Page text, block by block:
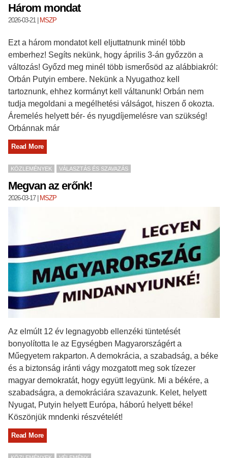
Három mondat
2026-03-21 | MSZP
Ezt a három mondatot kell eljuttatnunk minél több
emberhez! Segíts nekünk, hogy április 3-án győzzön a
változás! Győzd meg minél több ismerősöd az alábbiakról:
Orbán Putyin embere. Nekünk a Nyugathoz kell
tartoznunk, ehhez kormányt kell váltanunk! Orbán nem
tudja megoldani a megélhetési válságot, hiszen ő okozta.
Áremelés helyett bér- és nyugdíjemelésre van szükség!
Orbánnak már
Read More
KÖZLEMÉNYEK VÁLASZTÁS ÉS SZAVAZÁS
Megvan az erőnk!
2026-03-17| MSZP
Az elmúlt 12 év legnagyobb ellenzéki tüntetését
bonyolította le az Egységben Magyarországért a
Műegyetem rakparton. A demokrácia, a szabadság, a béke
és a biztonság iránti vágy mozgatott meg sok tízezer
magyar demokratát, hogy együtt legyünk. Mi a békére, a
szabadságra, a demokráciára szavazunk. Kelet, helyett
Nyugat, Putyin helyett Európa, háború helyett béke!
Köszönjük mndenki részvételét!
Read More